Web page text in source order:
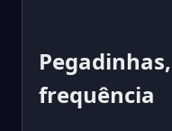
frequência